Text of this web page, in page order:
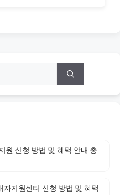
원 신청 방법 및 혜택 안내 총
자지원센터 신청 방법 및 혜택